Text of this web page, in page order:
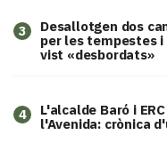
3
​Desallotgen dos
per les tempestes
vist «desbordats»
4
L'alcalde Baró i
l'Avenida: crònica